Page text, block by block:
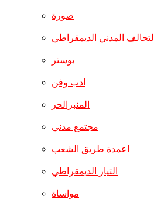
صورة
التحالف المدني الديمقراطي
بوستر
ادب وفن
المنبرالحر
مجتمع مدني
اعمدة طريق الشعب
التيار الديمقراطي
مواساة